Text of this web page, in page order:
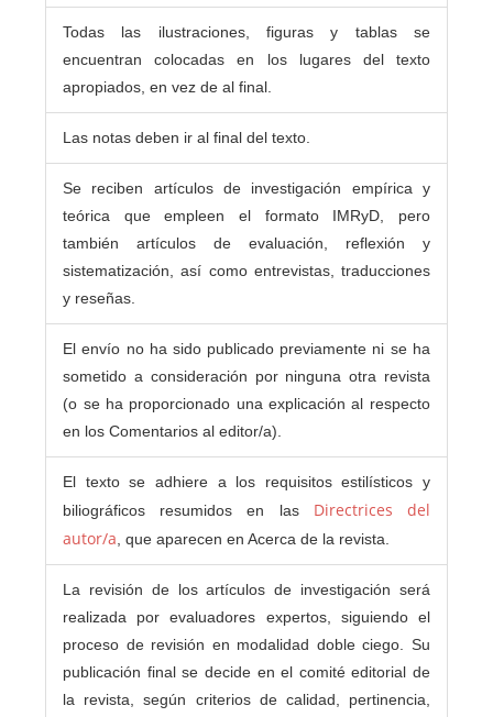
Todas las ilustraciones, figuras y tablas se
encuentran colocadas en los lugares del texto
apropiados, en vez de al final.
Las notas deben ir al final del texto.
Se reciben artículos de investigación empírica y
teórica que empleen el formato IMRyD, pero
también artículos de evaluación, reflexión y
sistematización, así como entrevistas, traducciones
y reseñas.
El envío no ha sido publicado previamente ni se ha
sometido a consideración por ninguna otra revista
(o se ha proporcionado una explicación al respecto
en los Comentarios al editor/a).
El texto se adhiere a los requisitos estilísticos y
biliográficos resumidos en las Directrices del
autor/a , que aparecen en Acerca de la revista.
La revisión de los artículos de investigación será
realizada por evaluadores expertos, siguiendo el
proceso de revisión en modalidad doble ciego. Su
publicación final se decide en el comité editorial de
la revista, según criterios de calidad, pertinencia,